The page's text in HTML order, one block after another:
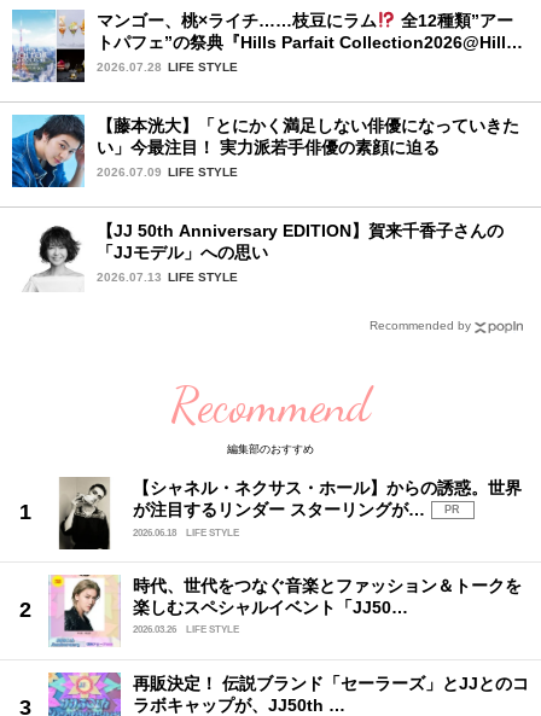
マンゴー、桃×ライチ……枝豆にラム
全12種類”アー
トパフェ”の祭典『Hills Parfait Collection2026@Hills
House』
2026.07.28 LIFE STYLE
【藤本洸大】「とにかく満足しない俳優になっていきた
い」今最注目！ 実力派若手俳優の素顔に迫る
2026.07.09 LIFE STYLE
【JJ 50th Anniversary EDITION】賀来千香子さんの
「JJモデル」への思い
2026.07.13 LIFE STYLE
Recommended by
Recommend
編集部のおすすめ
【シャネル・ネクサス・ホール】からの誘惑。世界
が注目するリンダー スターリングが…
PR
2026.06.18
LIFE STYLE
時代、世代をつなぐ音楽とファッション＆トークを
楽しむスペシャルイベント「JJ50…
2026.03.26 LIFE STYLE
再販決定！ 伝説ブランド「セーラーズ」とJJとのコ
ラボキャップが、JJ50th …